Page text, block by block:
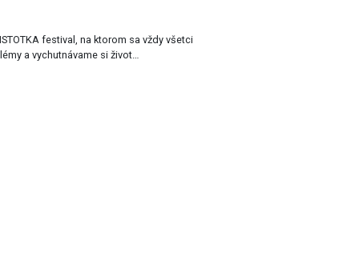
a vychutnávame si život…